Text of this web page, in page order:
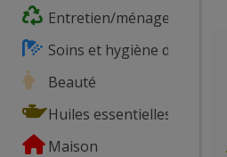
Entretien/ménage
Soins et hygiène du corps
Beauté
Huiles essentielles
Maison